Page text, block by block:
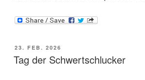
VERÖFFENTLICHT
AM
23. FEB. 2026
Tag der Schwertschlucker